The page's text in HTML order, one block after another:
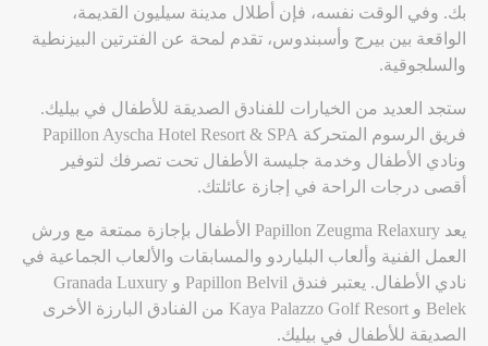
بك. وفي الوقت نفسه، فإن أطلال مدينة سيليون القديمة،
الواقعة بين بيرج وأسبندوس، تقدم لمحة عن الفترتين البيزنطية
والسلجوقية.
ستجد العديد من الخيارات للفنادق الصديقة للأطفال في بيليك.
فريق الرسوم المتحركة Papillon Ayscha Hotel Resort & SPA
ونادي الأطفال وخدمة جليسة الأطفال تحت تصرفك لتوفير
أقصى درجات الراحة في إجازة عائلتك.
يعد Papillon Zeugma Relaxury الأطفال بإجازة ممتعة مع ورش
العمل الفنية وألعاب البلياردو والمسابقات والألعاب الجماعية في
نادي الأطفال. يعتبر فندق Papillon Belvil و Granada Luxury
Belek و Kaya Palazzo Golf Resort من الفنادق البارزة الأخرى
الصديقة للأطفال في بيليك.